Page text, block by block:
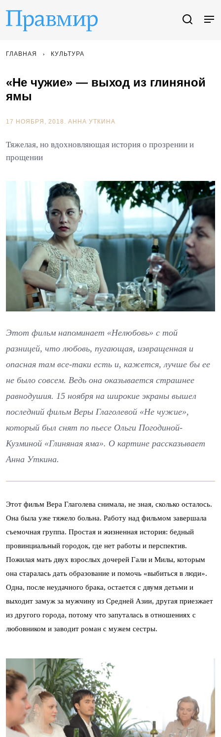
ГЛАВНАЯ КУЛЬТУРА
«Не чужие» — выход из глиняной
ямы
17 НОЯБРЯ, 2018. АННА УТКИНА
Тяжелая, но вдохновляющая история о прозрении и
прощении
Этот фильм напоминает «Нелюбовь» с той
разницей, что любовь, пугающая, извращенная и
опасная там все-таки есть и, кажется, лучше бы ее
не было совсем. Ведь она оказывается страшнее
равнодушия. 15 ноября на широкие экраны вышел
последний фильм Веры Глаголевой «Не чужие»,
который был снят по пьесе Ольги Погодиной-
Кузминой «Глиняная яма». О картине рассказывает
Анна Уткина.
Этот фильм Вера Глаголева снимала, не зная, сколько осталось.
Она была уже тяжело больна. Работу над фильмом завершала
съемочная группа. Простая и жизненная история: бедный
провинциальный городок, где нет работы и перспектив.
Пожилая мать двух взрослых дочерей Гали и Милы, которым
она старалась дать образование и помочь «выбиться в люди».
Одна, после неудачного брака, остается с двумя детьми и
выходит замуж за мужчину из Средней Азии, другая приезжает
из другого города, потому что запуталась в отношениях с
любовником и заводит роман с мужем сестры.